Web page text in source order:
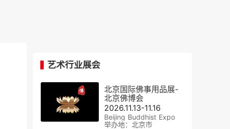
艺术行业展会
北京国际佛事用品展-
北京佛博会
2026.11.13-11.16
Beijing Buddhist Expo
举办地：北京市